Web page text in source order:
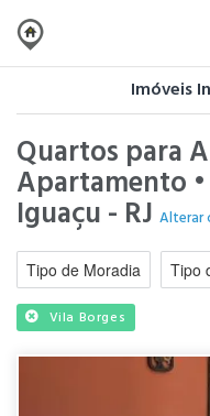
Imóveis
Quartos para
Apartamento
Iguaçu - RJ Alterar
Tipo de Moradia Tipo
Vila Borges